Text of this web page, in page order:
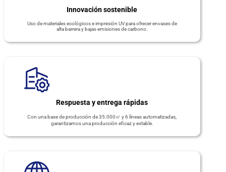
Innovación sostenible
Uso de materiales ecológicos e impresión UV para ofrecer envases de
alta barrera y bajas emisiones de carbono.
Respuesta y entrega rápidas
Con una base de producción de 35.000㎡ y 6 líneas automatizadas,
garantizamos una producción eficaz y estable.